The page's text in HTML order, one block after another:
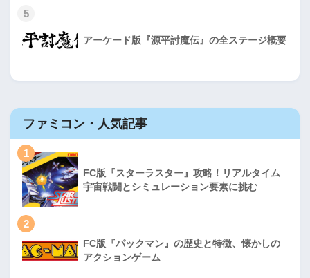
5
アーケード版『源平討魔伝』の全ステージ概要
ファミコン・人気記事
1
FC版『スターラスター』攻略！リアルタイム
宇宙戦闘とシミュレーション要素に挑む
2
FC版『パックマン』の歴史と特徴、懐かしの
アクションゲーム